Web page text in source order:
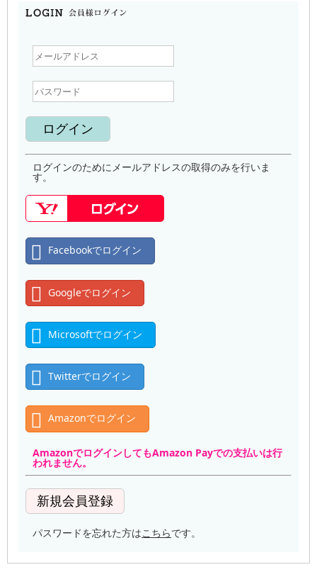
ログインのためにメールアドレスの取得のみを行いま
す。
Facebookでログイン
Googleでログイン
Microsoftでログイン
Twitterでログイン
Amazonでログイン
AmazonでログインしてもAmazon Payでの支払いは行
われません。
パスワードを忘れた方はこちらです。